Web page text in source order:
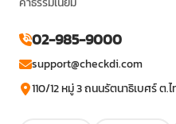
02-985-9000
support@checkdi.com
110/12 หมู่ 3 ถนนรัตนาธิเบศร์ ต.